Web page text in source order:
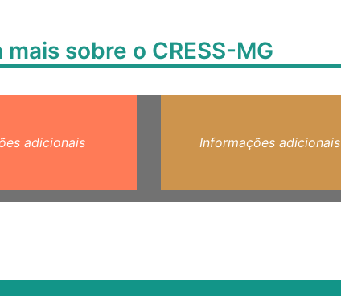
sobre o CRESS-MG
adicionais Informações adicionais